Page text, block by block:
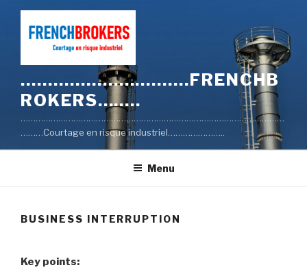
content
………………………….FRENCHB
ROKERS……..
……………………………………………………………………………………………
………Courtage en risque industriel…………………..
Menu
BUSINESS INTERRUPTION
Key points: